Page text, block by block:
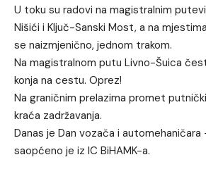
U toku su radovi na magistralnim
Nišići i Ključ-Sanski Most, a na
se naizmjenično, jednom trakom.
Na magistralnom putu Livno-Šuica
konja na cestu. Oprez!
Na graničnim prelazima promet
kraća zadržavanja.
Danas je Dan vozača i automehaničara
saopćeno je iz IC BiHAMK-a.